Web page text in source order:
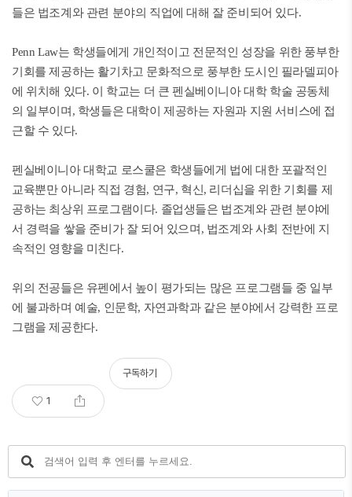
들은 법조계와 관련 분야의 직업에 대해 잘 준비되어 있다.
Penn Law는 학생들에게 개인적이고 전문적인 성장을 위한 풍부한
기회를 제공하는 활기차고 문화적으로 풍부한 도시인 필라델피아
에 위치해 있다. 이 학교는 더 큰 펜실베이니아 대학 학술 공동체
의 일부이며, 학생들은 대학이 제공하는 자원과 지원 서비스에 접
근할 수 있다.
펜실베이니아 대학교 로스쿨은 학생들에게 법에 대한 포괄적인
교육뿐만 아니라 직접 경험, 연구, 혁신, 리더십을 위한 기회를 제
공하는 최상위 프로그램이다. 졸업생들은 법조계와 관련 분야에
서 경력을 쌓을 준비가 잘 되어 있으며, 법조계와 사회 전반에 지
속적인 영향을 미친다.
위의 전공들은 유펜에서 높이 평가되는 많은 프로그램들 중 일부
에 불과하며 예술, 인문학, 자연과학과 같은 분야에서 강력한 프로
그램을 제공한다.
1
구독하기